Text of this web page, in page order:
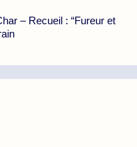
– Recueil : “Fureur et